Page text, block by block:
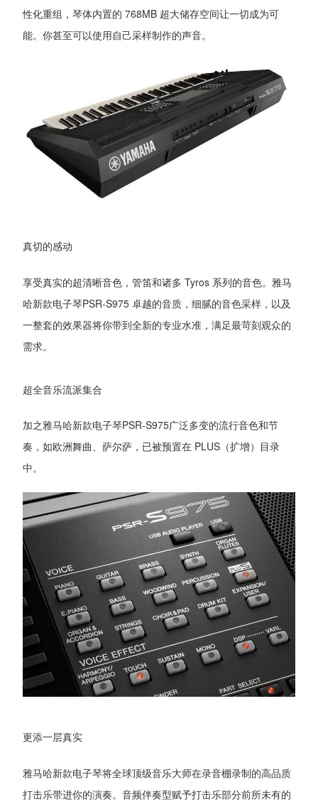
性化重组，琴体内置的 768MB 超大储存空间让一切成为可
能。你甚至可以使用自己采样制作的声音。
真切的感动
享受真实的超清晰音色，管笛和诸多 Tyros 系列的音色。雅马
哈新款电子琴PSR-S975 卓越的音质，细腻的音色采样，以及
一整套的效果器将你带到全新的专业水准，满足最苛刻观众的
需求。
超全音乐流派集合
加之雅马哈新款电子琴PSR-S975广泛多变的流行音色和节
奏，如欧洲舞曲、萨尔萨，已被预置在 PLUS（扩增）目录
中。
更添一层真实
雅马哈新款电子琴将全球顶级音乐大师在录音棚录制的高品质
打击乐带进你的演奏。音频伴奏型赋予打击乐部分前所未有的